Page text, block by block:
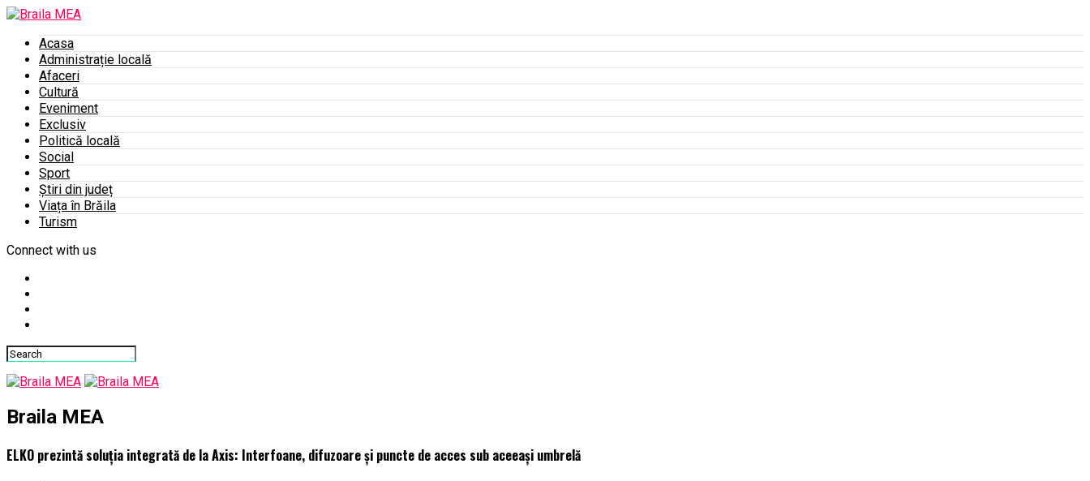
Acasa
Administrație locală
Afaceri
Cultură
Eveniment
Exclusiv
Politică locală
Social
Sport
Știri din județ
Viața în Brăila
Turism
Connect with us
Braila MEA
ELKO prezintă soluția integrată de la Axis: Interfoane, difuzoare și puncte de acces sub aceeași umbrelă